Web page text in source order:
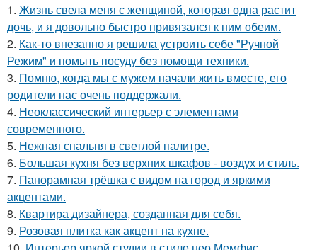
1. Жизнь свела меня с женщиной, которая одна растит
дочь, и я довольно быстро привязался к ним обеим.
2. Как-то внезапно я решила устроить себе "Ручной
Режим" и помыть посуду без помощи техники.
3. Помню, когда мы с мужем начали жить вместе, его
родители нас очень поддержали.
4. Неоклассический интерьер с элементами
современного.
5. Нежная спальня в светлой палитре.
6. Большая кухня без верхних шкафов - воздух и стиль.
7. Панорамная трёшка с видом на город и яркими
акцентами.
8. Квартира дизайнера, созданная для себя.
9. Розовая плитка как акцент на кухне.